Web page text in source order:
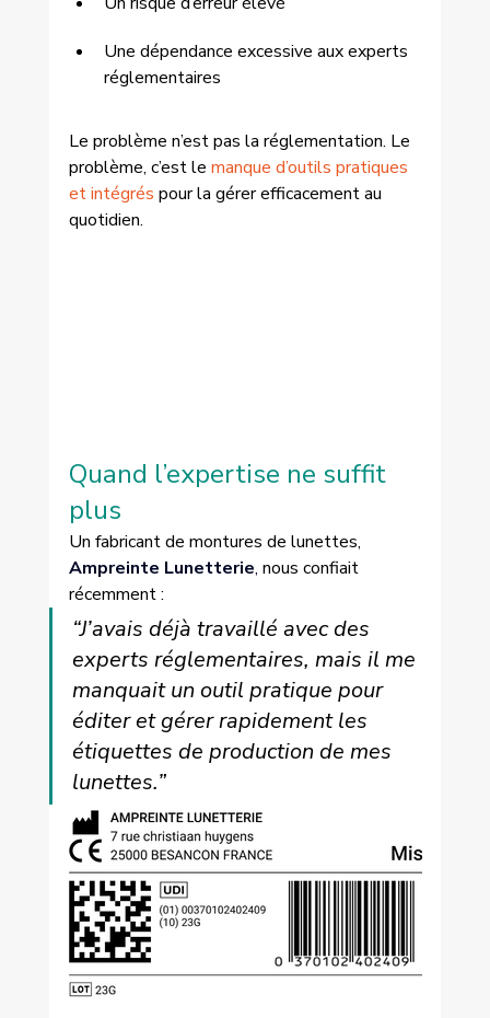
Une dépendance excessive aux experts
réglementaires
Le problème n’est pas la réglementation. Le
problème, c’est le manque d’outils pratiques
et intégrés pour la gérer efficacement au
quotidien.
Quand l’expertise ne suffit
plus
Un fabricant de montures de lunettes,
Ampreinte Lunetterie, nous confiait
récemment :
“J’avais déjà travaillé avec des
experts réglementaires, mais il me
manquait un outil pratique pour
éditer et gérer rapidement les
étiquettes de production de mes
lunettes.”